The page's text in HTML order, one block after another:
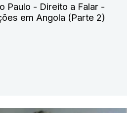
Paulo - Direito a Falar -
em Angola (Parte 2)